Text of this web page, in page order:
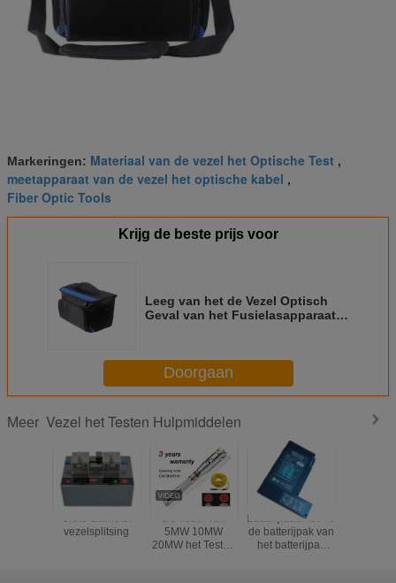
Markeringen: Materiaal van de vezel het Optische Test ,
meetapparaat van de vezel het optische kabel ,
Fiber Optic Tools
Krijg de beste prijs voor
Leeg van het de Vezel Optisch
Geval van het Fusielasapparaat
Doorgaan
Meer Vezel het Testen Hulpmiddelen
vezelsplitsing
5MW 10MW
20MW het Testen
Batterijlader lbt-40
de batterijpak van
het batterijpak